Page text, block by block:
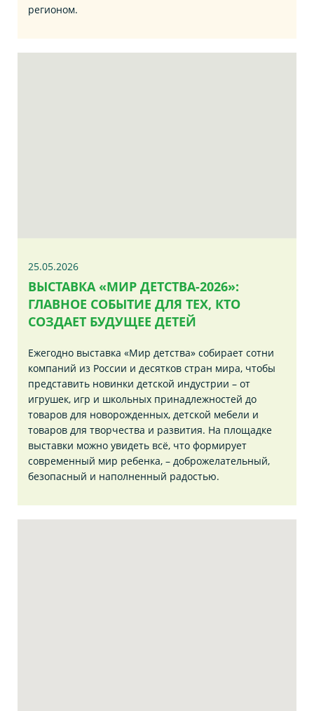
регионом.
25.05.2026
ВЫСТАВКА «МИР ДЕТСТВА-2026»:
ГЛАВНОЕ СОБЫТИЕ ДЛЯ ТЕХ, КТО
СОЗДАЕТ БУДУЩЕЕ ДЕТЕЙ
Ежегодно выставка «Мир детства» собирает сотни
компаний из России и десятков стран мира, чтобы
представить новинки детской индустрии – от
игрушек, игр и школьных принадлежностей до
товаров для новорожденных, детской мебели и
товаров для творчества и развития. На площадке
выставки можно увидеть всё, что формирует
современный мир ребенка, – доброжелательный,
безопасный и наполненный радостью.